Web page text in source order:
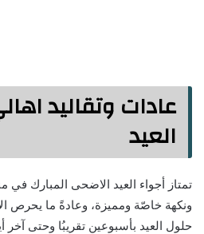
عادات وتقاليد
العيد
تمتاز أجواء العيد الاضحى المبارك
ونكهة خاصّة ومميزة، وعادةً ما يحرص
حلول العيد بأسبوعين تقريبُا وحتى